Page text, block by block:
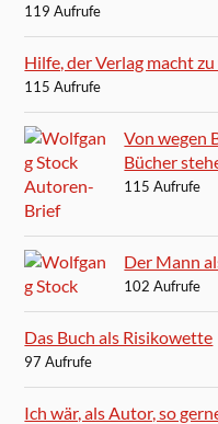
119 Aufrufe
Hilfe, der Verlag macht
115 Aufrufe
Von wegen
Bücher
115 Aufrufe
Der Mann
102 Aufrufe
Das Buch als Risikowette
97 Aufrufe
Ich wär, als Autor, so